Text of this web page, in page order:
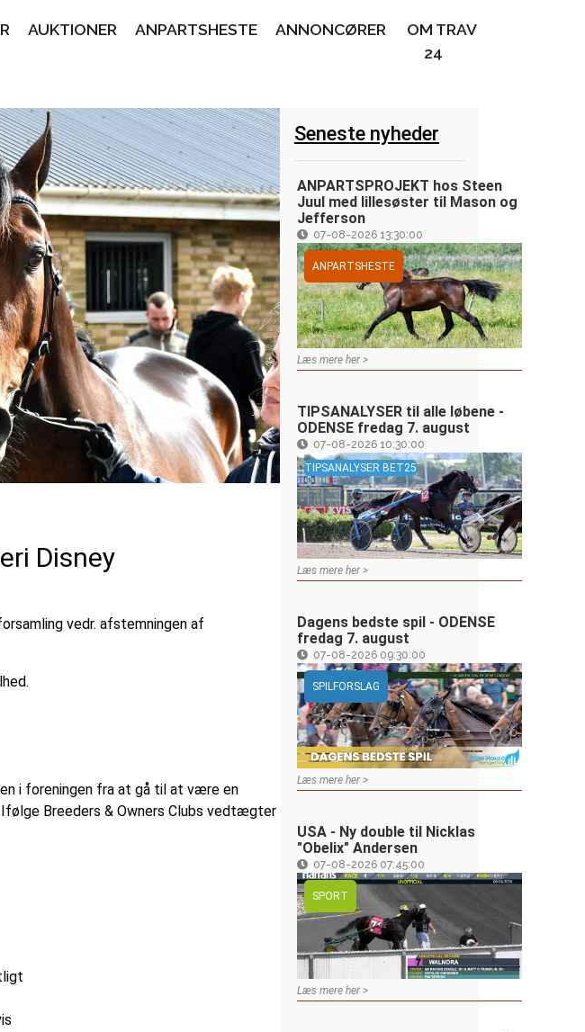
Disney
vedr. afstemningen af
i foreningen fra at gå til at være en
Breeders & Owners Clubs vedtægter
Seneste nyheder
ANPARTSPROJEKT hos Steen
Juul med lillesøster til Mason og
Jefferson
07-08-2026 13:30:00
ANPARTSHESTE
Læs mere her >
TIPSANALYSER til alle løbene -
ODENSE fredag 7. august
07-08-2026 10:30:00
TIPSANALYSER BET25
Læs mere her >
Dagens bedste spil - ODENSE
fredag 7. august
07-08-2026 09:30:00
SPILFORSLAG
Læs mere her >
USA - Ny double til Nicklas
"Obelix" Andersen
07-08-2026 07:45:00
SPORT
Læs mere her >
AUKTIONER ANPARTSHESTE ANNONCØRER
OM TRAV
24